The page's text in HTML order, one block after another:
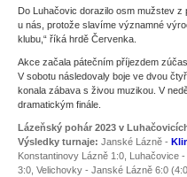
Do Luhačovic dorazilo osm mužstev z
u nás, protože slavíme významné
klubu,“ říká hrdě Červenka.
Akce začala pátečním příjezdem
V sobotu následovaly boje ve dvou
konala zábava s živou muzikou. V
dramatickým finále.
Lázeňský pohár 2023 v
Výsledky turnaje: Janské Lázně -
Konstantinovy Lázně 1:0, Luhačovice
3:0, Velichovky - Janské Lázně 6:0